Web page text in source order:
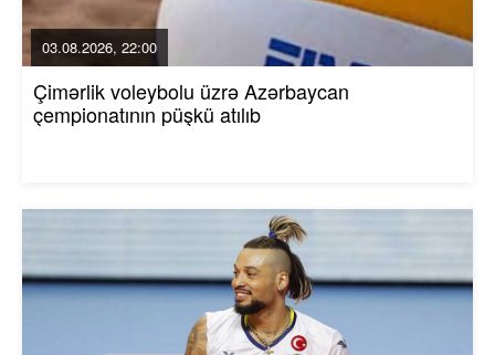
03.08.2026, 22:00
Çimərlik voleybolu üzrə Azərbaycan
çempionatının püşkü atılıb